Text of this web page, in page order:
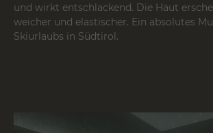
und wirkt entschlackend. Die Haut
weicher und elastischer. Ein absolutes
Skiurlaubs in Südtirol.